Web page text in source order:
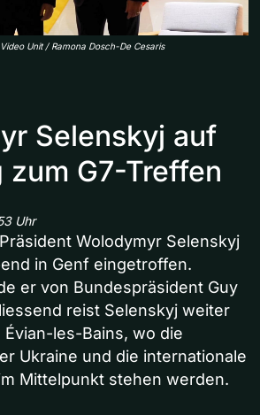
Unit / Ramona Dosch-De Cesaris
Selenskyj auf
zum G7-Treffen
Uhr
Wolodymyr Selenskyj
in Genf eingetroffen.
er von Bundespräsident Guy
reist Selenskyj weiter
Évian-les-Bains, wo die
Ukraine und die internationale
Mittelpunkt stehen werden.